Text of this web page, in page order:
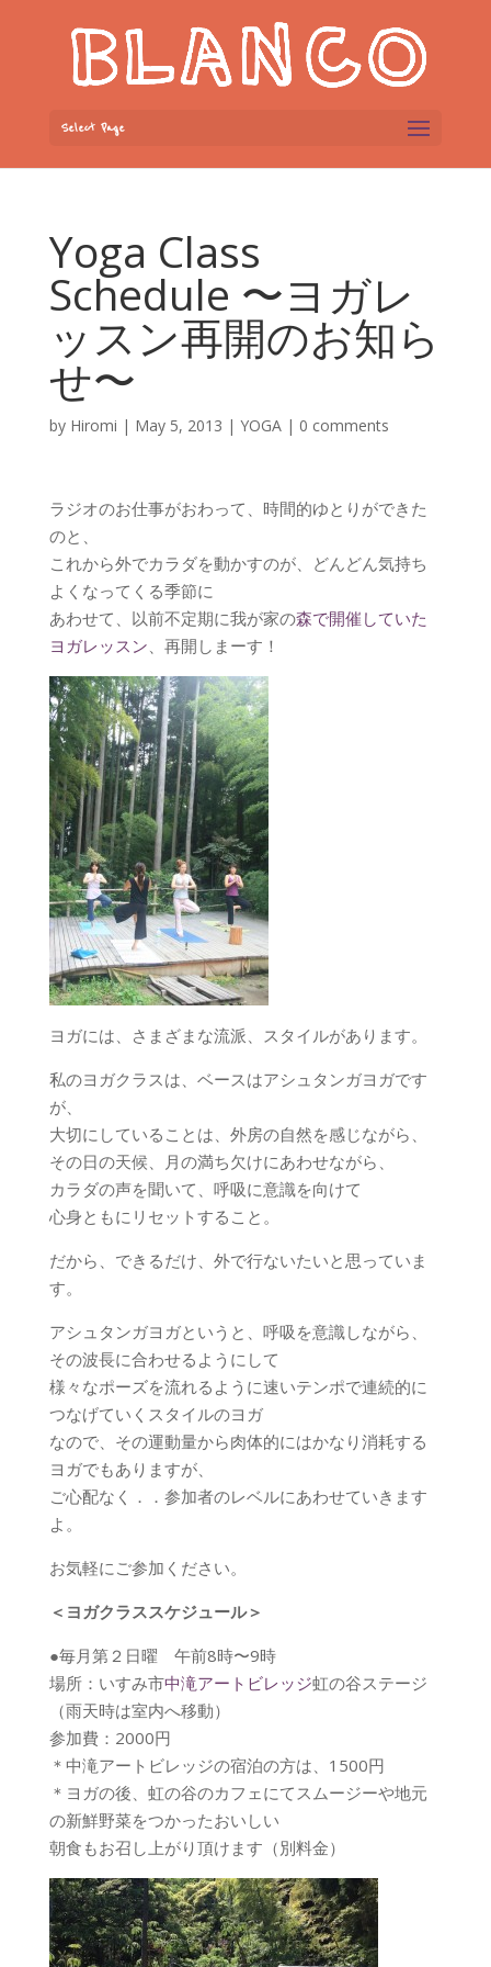
Select Page
Yoga Class
Schedule 〜ヨガレ
ッスン再開のお知ら
せ〜
by Hiromi | May 5, 2013 | YOGA| 0 comments
ラジオのお仕事がおわって、時間的ゆとりができた
のと、
これから外でカラダを動かすのが、どんどん気持ち
よくなってくる季節に
あわせて、以前不定期に我が家の森で開催していた
ヨガレッスン、再開しまーす！
ヨガには、さまざまな流派、スタイルがあります。
私のヨガクラスは、ベースはアシュタンガヨガです
が、
大切にしていることは、外房の自然を感じながら、
その日の天候、月の満ち欠けにあわせながら、
カラダの声を聞いて、呼吸に意識を向けて
心身ともにリセットすること。
だから、できるだけ、外で行ないたいと思っていま
す。
アシュタンガヨガというと、呼吸を意識しながら、
その波長に合わせるようにして
様々なポーズを流れるように速いテンポで連続的に
つなげていくスタイルのヨガ
なので、その運動量から肉体的にはかなり消耗する
ヨガでもありますが、
ご心配なく．．参加者のレベルにあわせていきます
よ。
お気軽にご参加ください。
＜ヨガクラススケジュール＞
●毎月第２日曜 午前8時〜9時
場所：いすみ市中滝アートビレッジ虹の谷ステージ
（雨天時は室内へ移動）
参加費：2000円
＊中滝アートビレッジの宿泊の方は、1500円
＊ヨガの後、虹の谷のカフェにてスムージーや地元
の新鮮野菜をつかったおいしい
朝食もお召し上がり頂けます（別料金）